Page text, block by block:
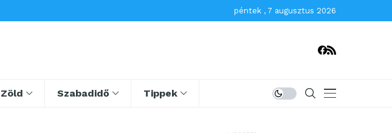
péntek , 7 augusztus 2026
Zöld Szabadidő Tippek